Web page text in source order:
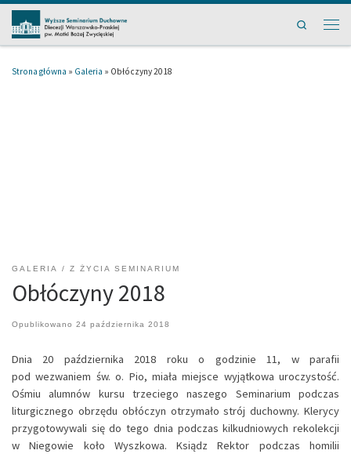
Przejdź do treści
Search
Strona główna » Galeria » Obłóczyny 2018
GALERIA Z ŻYCIA SEMINARIUM
Obłóczyny 2018
Opublikowano 24 października 2018
Dnia 20 października 2018 roku o godzinie 11, w parafii
pod wezwaniem św. o. Pio, miała miejsce wyjątkowa uroczystość.
Ośmiu alumnów kursu trzeciego naszego Seminarium podczas
liturgicznego obrzędu obłóczyn otrzymało strój duchowny. Klerycy
przygotowywali się do tego dnia podczas kilkudniowych rekolekcji
w Niegowie koło Wyszkowa. Ksiądz Rektor podczas homilii